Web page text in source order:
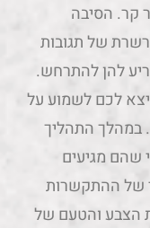
קר. הסיבה
של תגובות
להן להתרחש.
לכם לשמוע על
במהלך התהליך
שהם מגיעים
של ההתקשרות
הצבע והטעם של